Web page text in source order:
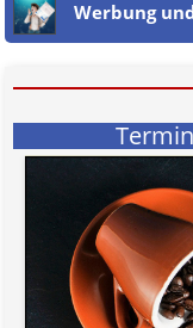
Jener Disclaimer soll
hat aufgrund der nicht
Bitte beachten Sie in
Werbung